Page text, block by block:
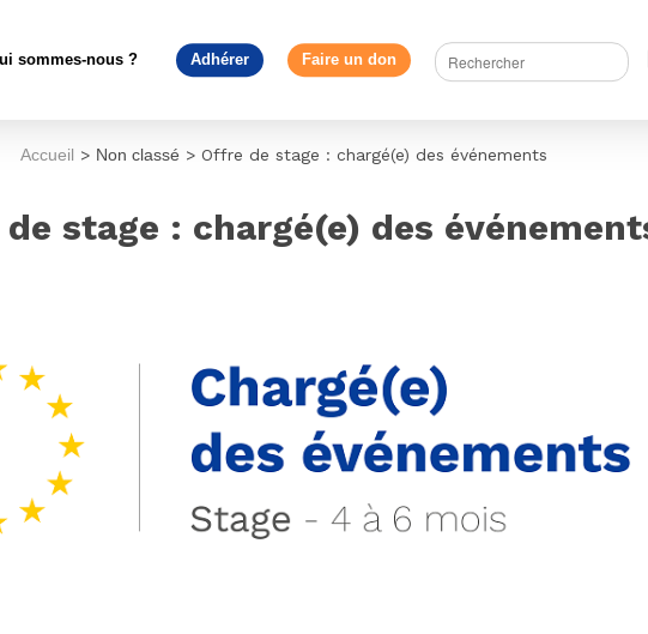
sommes-nous ? Adhérer Faire un don
Accueil > Non classé > Offre de stage : chargé(e) des événements
stage : chargé(e) des